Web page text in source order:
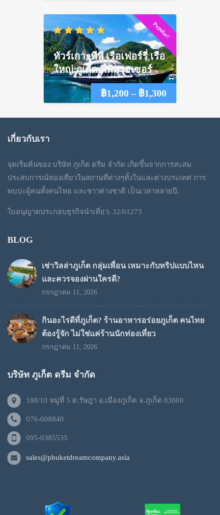
฿1,650
through
฿2,250
Popular!
฿1,200 – ฿1,300Price
ทัวร์เกาะพีพี เรือเฟอร์รี่ เรือ
ใหญ่ ภูเก็ต พีพีครุยเซอร์
เกี่ยวกับเรา
จุดเริ่มต้นของ บริษัท ภูเก็ต ดรีม จำกัด เกิดขึ้นจากการสะสม
ประสบการณ์ท่องเที่ยวในสถานที่ต่างๆทั้งในและต่างประเทศ การ
พบปะผู้คนทั้งคนไทย และชาวต่างชาติ เป็นเวลาหลายปี.
ใบอนุญาตประกอบธุรกิจนำเที่ยว: 32/01273
BLOG
เช่าวิลล่าภูเก็ต กลุ่มเพื่อน เหมาะกับทริปแบบไหน
และควรจองผ่านใครดี?
กรกฎาคม 11, 2026
กินอะไรดีที่ภูเก็ต? ร้านอาหารอร่อยภูเก็ต คนไทย
ต้องรู้จัก ไม่ใช่แค่ร้านนักท่องเที่ยว
กรกฎาคม 11, 2026
บริษัท ภูเก็ต ดรีม จำกัด
188/10 หมู่ที่ 5 ต.รัษฎา อ.เมืองภูเก็ต จ.ภูเก็ต 83000
076-608840
095-0385535
sales@phuketdreamcompany.asia